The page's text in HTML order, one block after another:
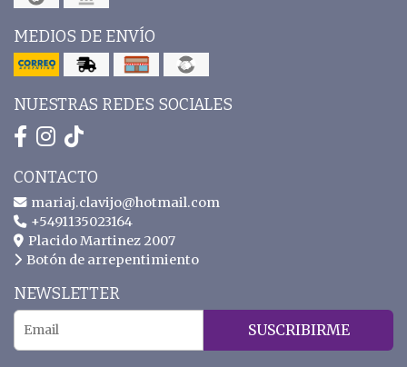
MEDIOS DE ENVÍO
NUESTRAS REDES SOCIALES
CONTACTO
mariaj.clavijo@hotmail.com
+5491135023164
Placido Martinez 2007
Botón de arrepentimiento
NEWSLETTER
SUSCRIBIRME